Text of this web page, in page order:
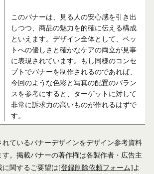
このバナーは、見る人の安心感を引き出
しつつ、商品の魅力を的確に伝える構成
といえます。デザイン全体として、ペッ
トへの優しさと確かなケアの両立が見事
に表現されています。もし同様のコンセ
プトでバナーを制作されるのであれば、
今回のような色彩と写真の配置のバラン
スを参考にすると、ターゲットに対して
非常に訴求力の高いものが作れるはずで
す。
ているバナーデザインをデザイン参考資料
す。掲載バナーの著作権は各製作者・広告主
関するご要望は[登録削除依頼フォーム]よ